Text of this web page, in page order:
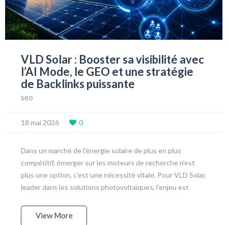
VLD Solar : Booster sa visibilité avec
l’AI Mode, le GEO et une stratégie
de Backlinks puissante
seo
18 mai 2026 0
Dans un marché de l’énergie solaire de plus en plus
compétitif, émerger sur les moteurs de recherche n’est
plus une option, c’est une nécessité vitale. Pour VLD Solar,
leader dans les solutions photovoltaïques, l’enjeu est
View More